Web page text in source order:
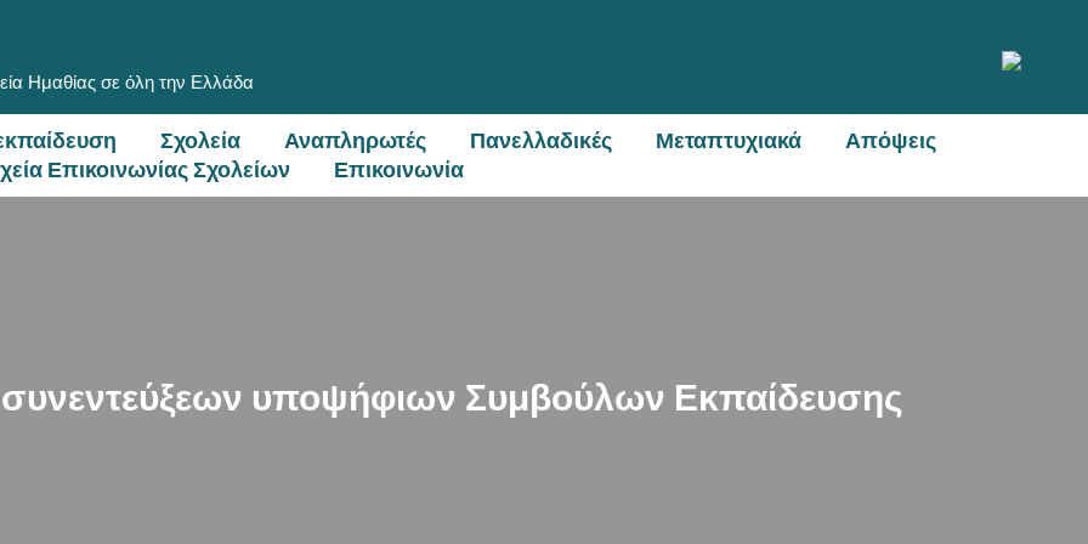
Ημαθίας σε όλη την Ελλάδα
Σχολεία Αναπληρωτές Πανελλαδικές Μεταπτυχιακά
Απόψεις
Επικοινωνίας Σχολείων Επικοινωνία
υποψήφιων Συμβούλων Εκπαίδευσης